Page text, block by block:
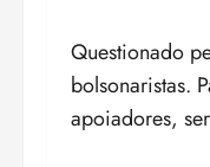
Questionado
bolsonaristas.
apoiadores,